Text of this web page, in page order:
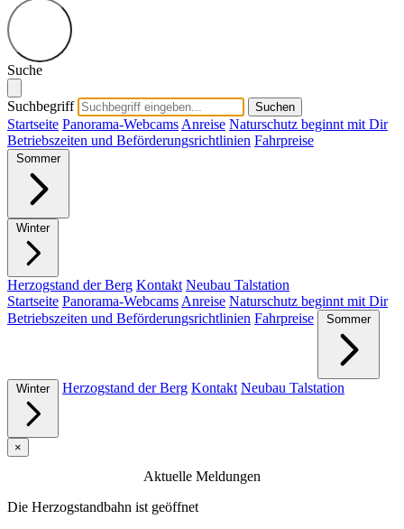
Suche
Suchbegriff Suchen
Startseite Panorama-Webcams Anreise Naturschutz beginnt mit Dir
Betriebszeiten und Beförderungsrichtlinien Fahrpreise
Sommer
Winter
Herzogstand der Berg Kontakt Neubau Talstation
Startseite Panorama-Webcams Anreise Naturschutz beginnt mit Dir
Betriebszeiten und Beförderungsrichtlinien Fahrpreise Sommer
Winter Herzogstand der Berg Kontakt Neubau Talstation
×
Aktuelle Meldungen
Die Herzogstandbahn ist geöffnet